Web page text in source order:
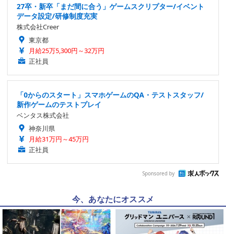
27卒・新卒「まだ間に合う」ゲームスクリプター/イベント
データ設定/研修制度充実
株式会社Creer
東京都
月給25万5,300円～32万円
正社員
「0からのスタート」スマホゲームのQA・テストスタッフ/
新作ゲームのテストプレイ
ベンタス株式会社
神奈川県
月給31万円～45万円
正社員
Sponsored by
今、あなたにオススメ